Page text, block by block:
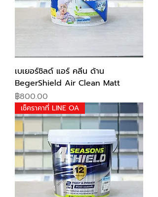
เบเยอร์ชิลด์ แอร์ คลีน ด้าน
BegerShield Air Clean Matt
Price
฿800.00
เช็คราคาที่ LINE OA